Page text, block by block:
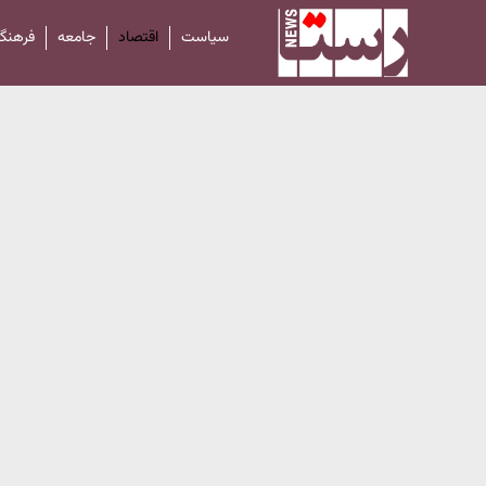
سیاست اقتصاد جامعه